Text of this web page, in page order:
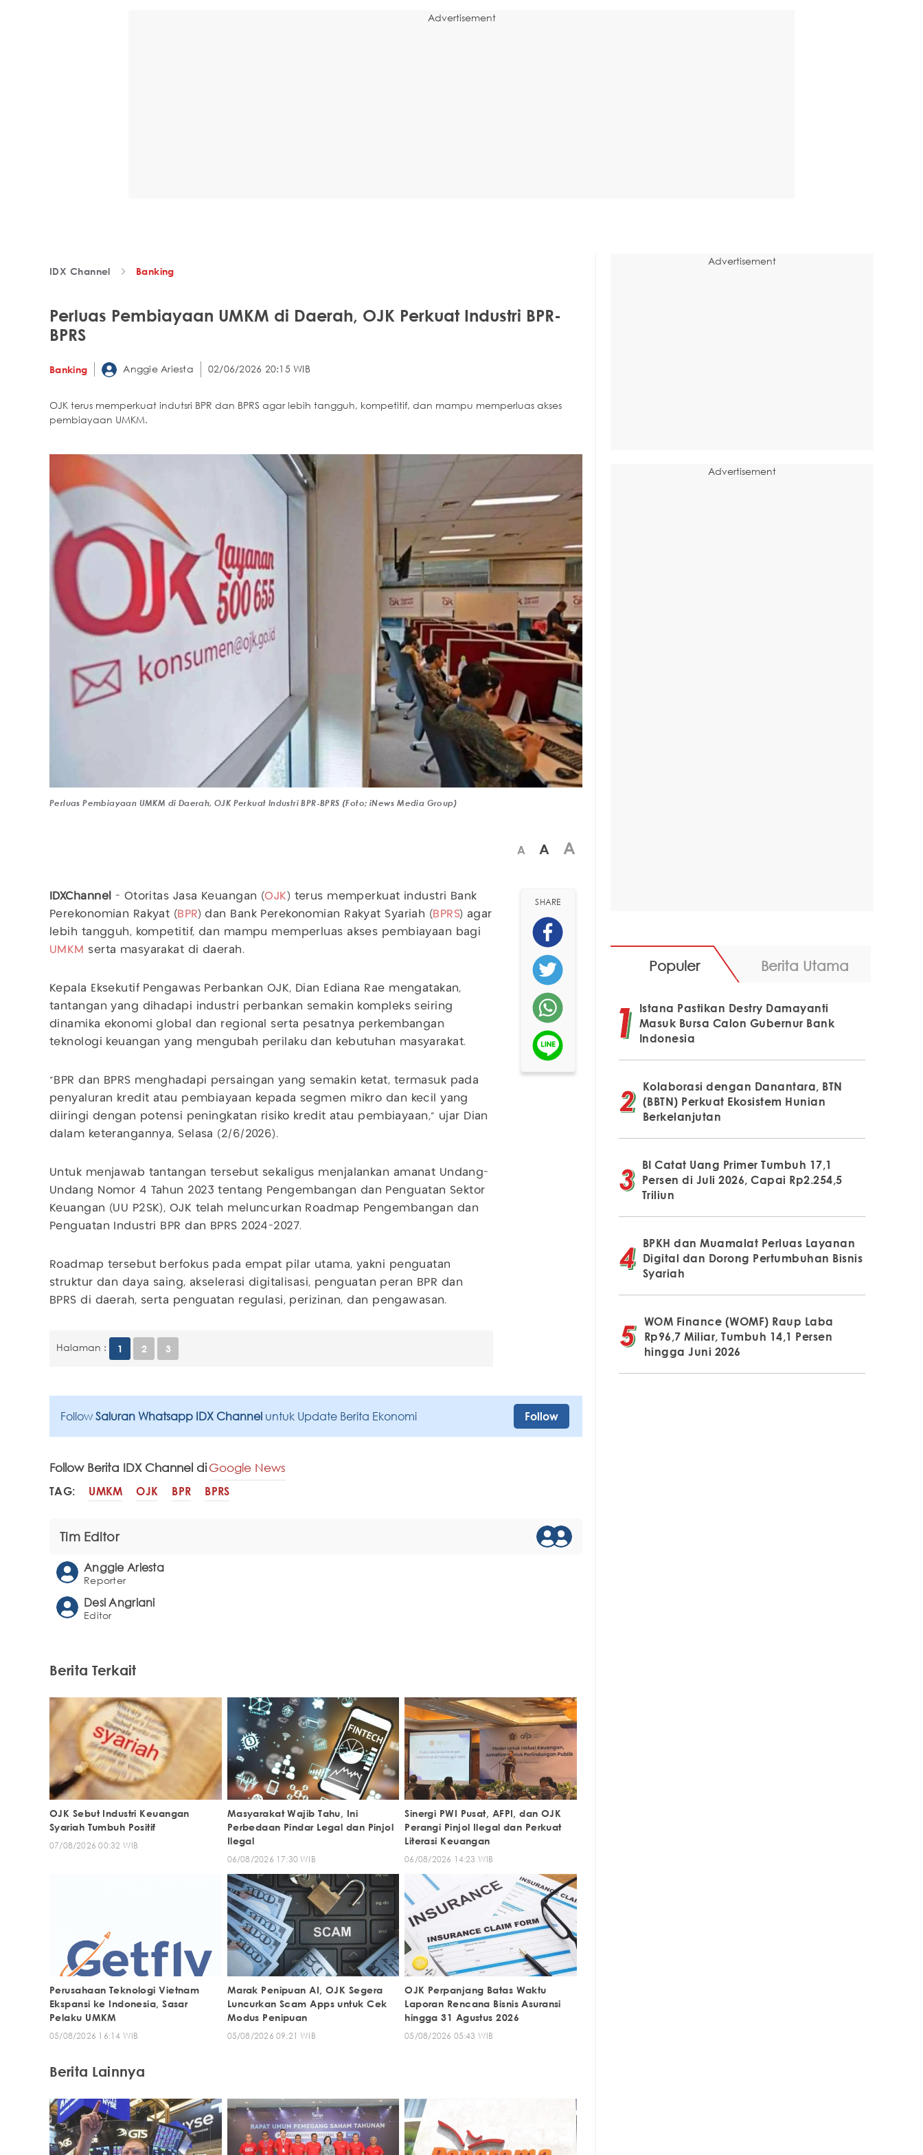
Advertisement
IDX Channel Banking
Perluas Pembiayaan UMKM di Daerah, OJK Perkuat Industri BPR-
BPRS
Banking Anggie Ariesta 02/06/2026 20:15 WIB
OJK terus memperkuat indutsri BPR dan BPRS agar lebih tangguh, kompetitif, dan mampu memperluas akses
pembiayaan UMKM.
Perluas Pembiayaan UMKM di Daerah, OJK Perkuat Industri BPR-BPRS (Foto; iNews Media Group)
A A A
IDXChannel - Otoritas Jasa Keuangan (OJK ) terus memperkuat industri Bank
Perekonomian Rakyat ( BPR) dan Bank Perekonomian Rakyat Syariah ( BPRS) agar
lebih tangguh, kompetitif, dan mampu memperluas akses pembiayaan bagi
UMKM
serta masyarakat di daerah.
Kepala Eksekutif Pengawas Perbankan OJK, Dian Ediana Rae mengatakan,
tantangan yang dihadapi industri perbankan semakin kompleks seiring
dinamika ekonomi global dan regional serta pesatnya perkembangan
teknologi keuangan yang mengubah perilaku dan kebutuhan masyarakat.
“BPR dan BPRS menghadapi persaingan yang semakin ketat, termasuk pada
penyaluran kredit atau pembiayaan kepada segmen mikro dan kecil yang
diiringi dengan potensi peningkatan risiko kredit atau pembiayaan,” ujar Dian
dalam keterangannya, Selasa (2/6/2026).
Untuk menjawab tantangan tersebut sekaligus menjalankan amanat Undang-
Undang Nomor 4 Tahun 2023 tentang Pengembangan dan Penguatan Sektor
Keuangan (UU P2SK), OJK telah meluncurkan Roadmap Pengembangan dan
Penguatan Industri BPR dan BPRS 2024-2027.
Roadmap tersebut berfokus pada empat pilar utama, yakni penguatan
struktur dan daya saing, akselerasi digitalisasi, penguatan peran BPR dan
BPRS di daerah, serta penguatan regulasi, perizinan, dan pengawasan.
Halaman : 1 2 3
SHARE
Follow Saluran Whatsapp IDX Channel untuk Update Berita Ekonomi Follow
Follow Berita IDX Channel diGoogle News
TAG: UMKM OJK BPR BPRS
Tim Editor
Anggie Ariesta
Reporter
Desi Angriani
Editor
Berita Terkait
OJK Sebut Industri Keuangan
Syariah Tumbuh Positif
07/08/2026 00:32 WIB
Masyarakat Wajib Tahu, Ini
Perbedaan Pindar Legal dan Pinjol
Ilegal
06/08/2026 17:30 WIB
Sinergi PWI Pusat, AFPI, dan OJK
Perangi Pinjol Ilegal dan Perkuat
Literasi Keuangan
06/08/2026 14:23 WIB
Perusahaan Teknologi Vietnam
Ekspansi ke Indonesia, Sasar
Pelaku UMKM
05/08/2026 16:14 WIB
Marak Penipuan AI, OJK Segera
Luncurkan Scam Apps untuk Cek
Modus Penipuan
05/08/2026 09:21 WIB
OJK Perpanjang Batas Waktu
Laporan Rencana Bisnis Asuransi
hingga 31 Agustus 2026
05/08/2026 05:43 WIB
Berita Lainnya
Advertisement
Advertisement
Populer Berita Utama
Istana Pastikan Destry Damayanti
Masuk Bursa Calon Gubernur Bank
Indonesia
Kolaborasi dengan Danantara, BTN
(BBTN) Perkuat Ekosistem Hunian
Berkelanjutan
BI Catat Uang Primer Tumbuh 17,1
Persen di Juli 2026, Capai Rp2.254,5
Triliun
BPKH dan Muamalat Perluas Layanan
Digital dan Dorong Pertumbuhan Bisnis
Syariah
WOM Finance (WOMF) Raup Laba
Rp96,7 Miliar, Tumbuh 14,1 Persen
hingga Juni 2026